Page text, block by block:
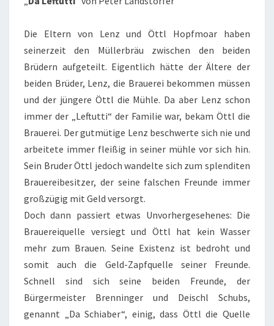
Die Eltern von Lenz und Öttl Hopfmoar haben
seinerzeit den Müllerbräu zwischen den beiden
Brüdern aufgeteilt. Eigentlich hätte der Ältere der
beiden Brüder, Lenz, die Brauerei bekommen müssen
und der jüngere Öttl die Mühle. Da aber Lenz schon
immer der „Leftutti“ der Familie war, bekam Öttl die
Brauerei. Der gutmütige Lenz beschwerte sich nie und
arbeitete immer fleißig in seiner mühle vor sich hin.
Sein Bruder Öttl jedoch wandelte sich zum splenditen
Brauereibesitzer, der seine falschen Freunde immer
großzügig mit Geld versorgt.
Doch dann passiert etwas Unvorhergesehenes: Die
Brauereiquelle versiegt und Öttl hat kein Wasser
mehr zum Brauen. Seine Existenz ist bedroht und
somit auch die Geld-Zapfquelle seiner Freunde.
Schnell sind sich seine beiden Freunde, der
Bürgermeister Brenninger und Deischl Schubs,
genannt „Da Schiaber“, einig, dass Öttl die Quelle